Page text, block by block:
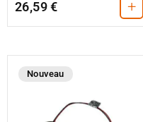
26,59 € +
Nouveau